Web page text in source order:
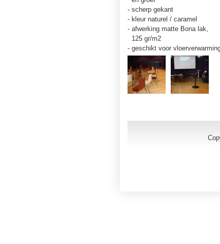
- scherp gekant
- kleur naturel / caramel
- afwerking matte Bona lak,
125 gr/m2
- geschikt voor